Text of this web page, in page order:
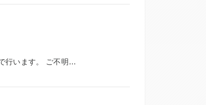
令和4年2月21日より、リモート面会を再開します。 従来通り予約制で行います。 ご不明な点がございま...